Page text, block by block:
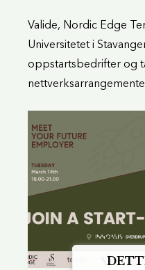
Valide, Nordic Edge
Universitetet i
oppstartsbedrifter og